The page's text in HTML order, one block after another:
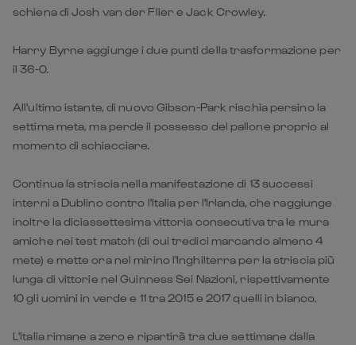
schiena di Josh van der Flier e Jack Crowley.
Harry Byrne aggiunge i due punti della trasformazione per
il 36-0.
All'ultimo istante, di nuovo Gibson-Park rischia persino la
settima meta, ma perde il possesso del pallone proprio al
momento di schiacciare.
Continua la striscia nella manifestazione di 13 successi
interni a Dublino contro l'Italia per l'Irlanda, che raggiunge
inoltre la diciassettesima vittoria consecutiva tra le mura
amiche nei test match (di cui tredici marcando almeno 4
mete) e mette ora nel mirino l'Inghilterra per la striscia più
lunga di vittorie nel Guinness Sei Nazioni, rispettivamente
10 gli uomini in verde e 11 tra 2015 e 2017 quelli in bianco.
L'Italia rimane a zero e ripartirà tra due settimane dalla